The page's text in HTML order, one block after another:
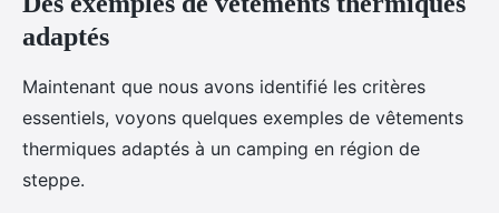
adaptés
Maintenant que nous avons identifié les critères
essentiels, voyons quelques exemples de vêtements
thermiques adaptés à un camping en région de
steppe.